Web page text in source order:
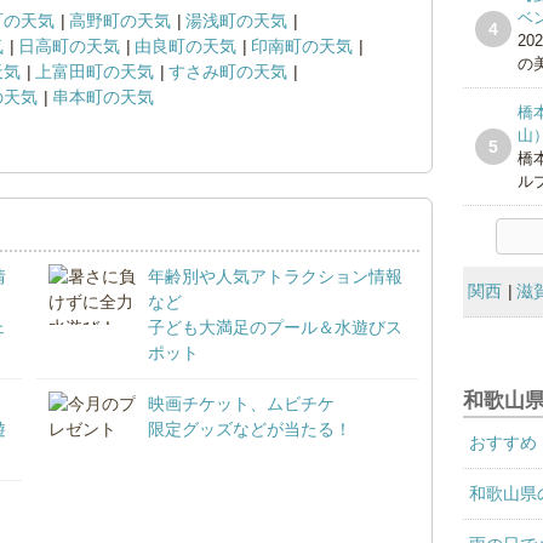
天気 高野町の天気
湯浅町の天気
日高町の天気 由良町の天気
印南町の天気
上富田町の天気
すさみ町の天気
気
串本町の天気
年齢別や人気アトラクション情報
など
子ども大満足のプール＆水遊びス
ポット
映画チケット、ムビチケ
限定グッズなどが当たる！
4
ベ
の
5
橋
山
橋
ル
関西 滋
和歌山
おすすめ
和歌山県